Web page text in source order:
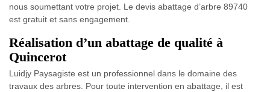
nous soumettant votre projet. Le devis abattage d’arbre 89740
est gratuit et sans engagement.
Réalisation d’un abattage de qualité à
Quincerot
Luidjy Paysagiste est un professionnel dans le domaine des
travaux des arbres. Pour toute intervention en abattage, il est